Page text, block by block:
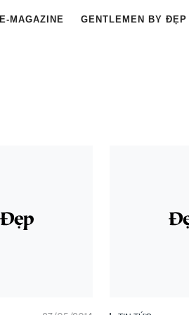
E-MAGAZINE GENTLEMEN BY ĐẸP